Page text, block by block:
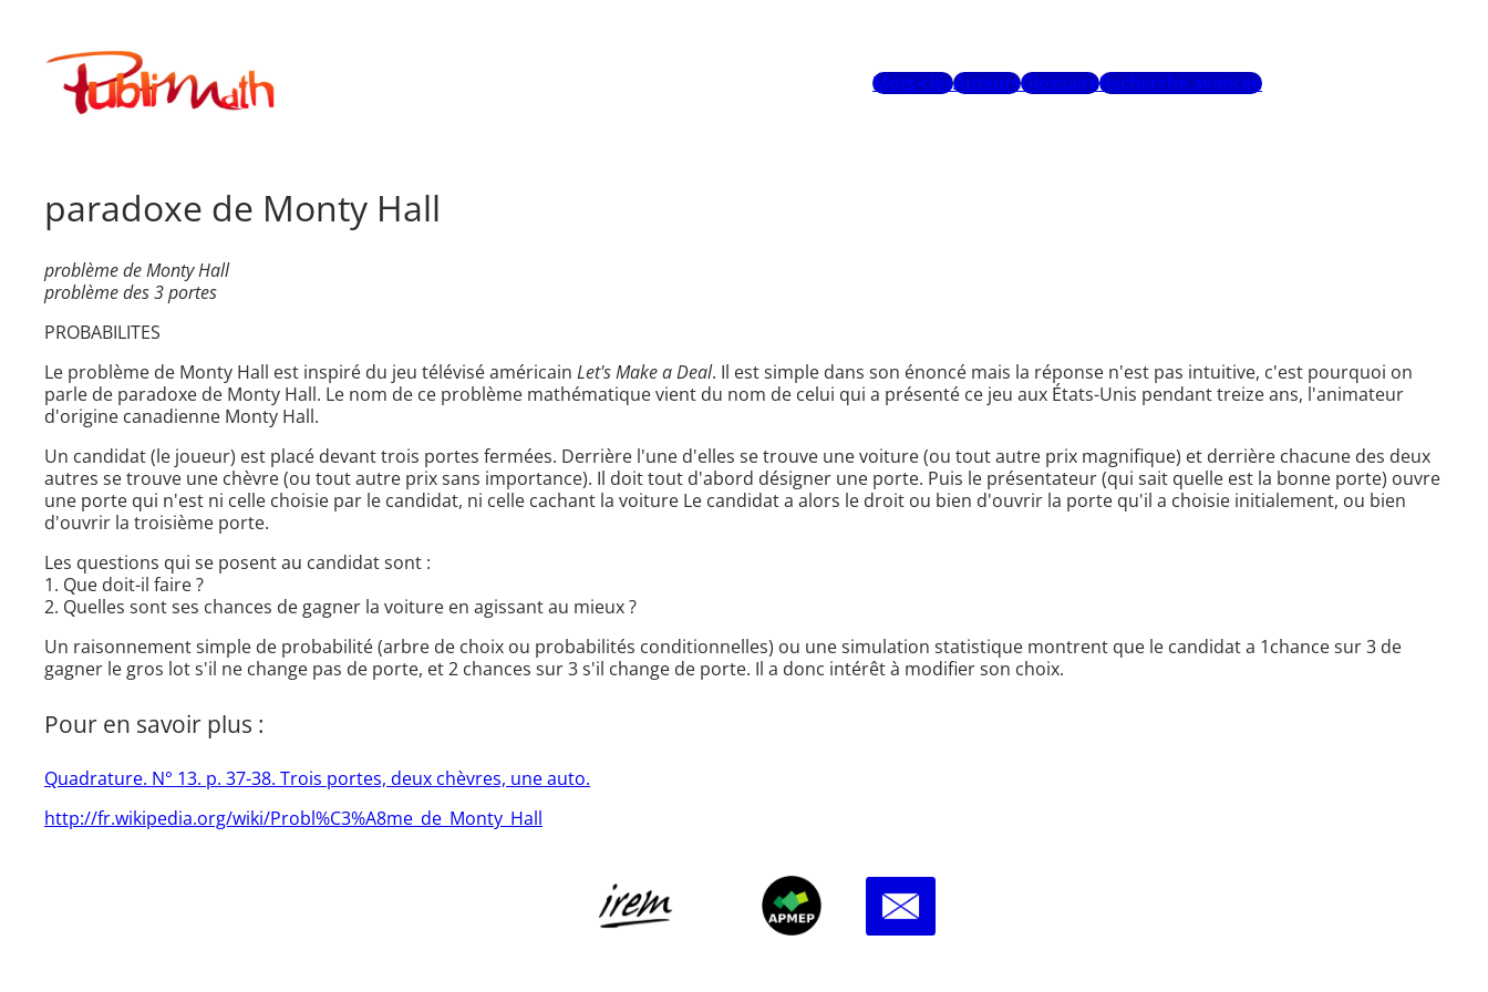
contenuPublimath
Mots-clésAuteursGlossaireRecherche avancée
paradoxe de Monty Hall
problème de Monty Hall
problème des 3 portes
PROBABILITES
Le problème de Monty Hall est inspiré du jeu télévisé américain Let's Make a Deal. Il est simple dans son énoncé mais la réponse n'est pas intuitive, c'est pourquoi on
parle de paradoxe de Monty Hall. Le nom de ce problème mathématique vient du nom de celui qui a présenté ce jeu aux États-Unis pendant treize ans, l'animateur
d'origine canadienne Monty Hall.
Un candidat (le joueur) est placé devant trois portes fermées. Derrière l'une d'elles se trouve une voiture (ou tout autre prix magnifique) et derrière chacune des deux
autres se trouve une chèvre (ou tout autre prix sans importance). Il doit tout d'abord désigner une porte. Puis le présentateur (qui sait quelle est la bonne porte) ouvre
une porte qui n'est ni celle choisie par le candidat, ni celle cachant la voiture Le candidat a alors le droit ou bien d'ouvrir la porte qu'il a choisie initialement, ou bien
d'ouvrir la troisième porte.
Les questions qui se posent au candidat sont :
1. Que doit-il faire ?
2. Quelles sont ses chances de gagner la voiture en agissant au mieux ?
Un raisonnement simple de probabilité (arbre de choix ou probabilités conditionnelles) ou une simulation statistique montrent que le candidat a 1chance sur 3 de
gagner le gros lot s'il ne change pas de porte, et 2 chances sur 3 s'il change de porte. Il a donc intérêt à modifier son choix.
Pour en savoir plus :
Quadrature. N° 13. p. 37-38. Trois portes, deux chèvres, une auto.
http://fr.wikipedia.org/wiki/Probl%C3%A8me_de_Monty_Hall